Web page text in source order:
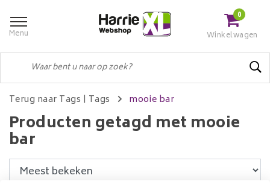
Menu
0
Winkelwagen
Terug naar Tags | Tags mooie bar
Producten getagd met mooie
bar